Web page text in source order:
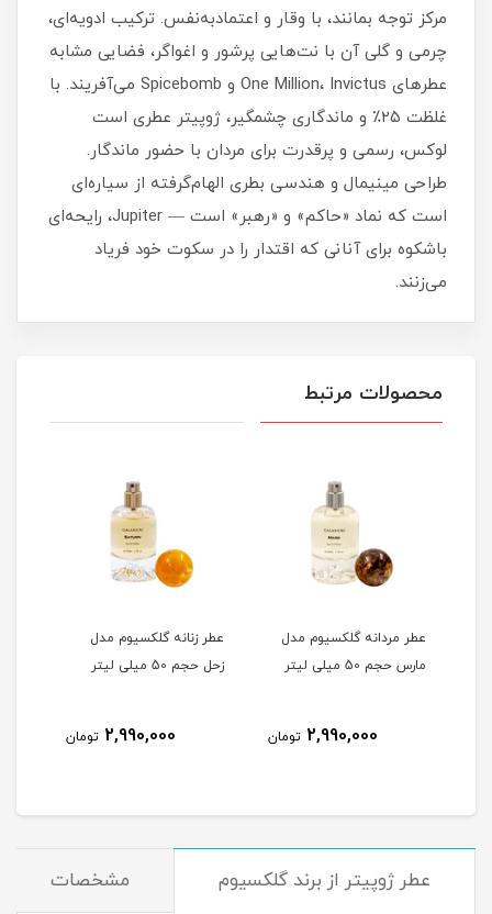
مرکز توجه بمانند، با وقار و اعتمادبه‌نفس. ترکیب ادویه‌ای،
چرمی و گلی آن با نت‌هایی پرشور و اغواگر، فضایی مشابه
عطرهای One Million، Invictus و Spicebomb می‌آفریند. با
غلظت ۲۵٪ و ماندگاری چشمگیر، ژوپیتر عطری است
لوکس، رسمی و پرقدرت برای مردان با حضور ماندگار.
طراحی مینیمال و هندسی بطری الهام‌گرفته از سیاره‌ای
است که نماد «حاکم» و «رهبر» است — Jupiter، رایحه‌ای
باشکوه برای آنانی که اقتدار را در سکوت خود فریاد
می‌زنند.
محصولات مرتبط
عطر مردانه گلکسیوم مدل
مارس حجم 50 میلی لیتر
2,990,000 تومان
عطر زنانه گلکسیوم مدل
زحل حجم 50 میلی لیتر
2,990,000 تومان
عطر ژوپیتر از برند گلکسیوم مشخصات